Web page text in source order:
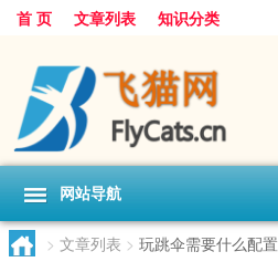
首 页 文章列表 知识分类
网站导航
> 文章列表 > 玩跳伞需要什么配置